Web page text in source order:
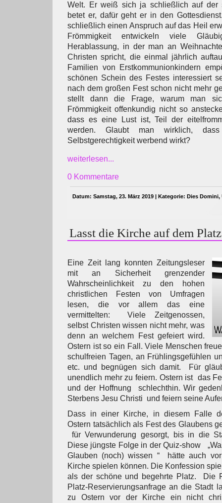
Welt. Er weiß sich ja schließlich auf der
betet er, dafür geht er in den
schließlich einen Anspruch auf das Heil
Frömmigkeit entwickeln viele
Herablassung, in der man an
Christen spricht, die einmal jährlich
Familien von Erstkommunionkindern
schönen Schein des Festes interessiert
nach dem großen Fest schon nicht mehr
stellt dann die Frage, warum man
Frömmigkeit offenkundig nicht so
dass es eine Lust ist, Teil der
werden. Glaubt man wirklich, dass
Selbstgerechtigkeit werbend wirkt?
weiterlesen...
0 Kommentare
Datum: Samstag, 23. März 2019 | Kategorie: Dies Domini,
Lasst die Kirche auf dem
Eine Zeit lang konnten Zeitungsleser
mit an Sicherheit grenzender
Wahrscheinlichkeit zu den hohen
christlichen Festen von Umfragen
lesen, die vor allem das eine
vermittelten: Viele Zeitgenossen,
selbst Christen wissen nicht mehr, was
denn an welchem Fest gefeiert wird.
Ostern ist so ein Fall. Viele Menschen
schulfreien Tagen, an Frühlingsgefühlen
etc. und begnügen sich damit. Für
unendlich mehr zu feiern. Ostern ist das
und der Hoffnung schlechthin. Wir
Sterbens Jesu Christi und feiern seine
Dass in einer Kirche, in diesem Falle
Ostern tatsächlich als Fest des Glaubens
für Verwunderung gesorgt, bis in die
Diese jüngste Folge in der Quiz-show
Glauben (noch) wissen “ hätte auch
Kirche spielen können. Die Konfession
als der schöne und begehrte Platz. Die
Platz-Reservierungsanfrage an die Stadt
zu Ostern vor der Kirche ein nicht